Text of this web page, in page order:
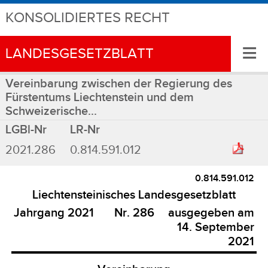
KONSOLIDIERTES RECHT
LANDESGESETZBLATT ≡
Vereinbarung zwischen der Regierung des
Fürstentums Liechtenstein und dem
Schweizerische...
LGBl-Nr
LR-Nr
2021.286
0.814.591.012